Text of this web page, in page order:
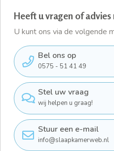
Heeft u vragen of advies
U kunt ons via de volgende
Bel ons op
0575 - 51 41 49
Stel uw vraag
wij helpen u graag!
Stuur een e-mail
info@slaapkamerweb.nl